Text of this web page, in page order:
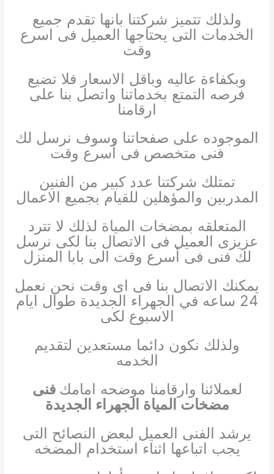
ولذلك تتميز شركتنا بانها تقدم جميع
الخدمات التى يحتاجها العميل فى اسرع
وقت
وبكفاءة عاليه وباقل الاسعار فلا تضيع
فرصه التمتع بخدماتنا واتصل بنا على
ارقامنا
الموجوده على صفحاتنا وسوف نرسل لك
فنى متخصص فى أسرع وقت
تمتلك شركتنا عدد كبير من الفنين
المدربين والمؤهلين للقيام بجميع الاعمال
المتعلقه بمضخات المياة لذلك لا تترد
عزيزى العميل فى الاتصال بنا لكى نرسل
لك فنى فى أسرع وقت الى بابا المنزل
يمكنك الاتصال بنا فى اى وقت نحن نعمل
24 ساعه في الجهراء الجديدة طوال ايام
الاسبوع لكى
ولذلك نكون دائما مستعدين لتقديم
الخدمه
لعملائنا وارقامنا موضحه امامك فنى
مضخات المياة الجهراء الجديدة
يرشد الفنى العميل لبعض النصائح التى
يجب اتباعها اثناء استخدام المضخه